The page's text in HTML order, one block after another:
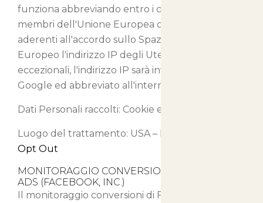
funziona abbreviando entro i confini degli stati
membri dell'Unione Europea o in altri Paesi
aderenti all'accordo sullo Spazio Economico
Europeo l'indirizzo IP degli Utenti. Solo in casi
eccezionali, l'indirizzo IP sarà inviato ai server di
Google ed abbreviato all'interno degli Stati Uniti.
Dati Personali raccolti: Cookie e Dati di Utilizzo.
Luogo del trattamento: USA – Privacy Policy
Opt Out
MONITORAGGIO CONVERSIONI DI FACEBOOK
ADS (FACEBOOK, INC.)
Il monitoraggio conversioni di Facebook Ads è